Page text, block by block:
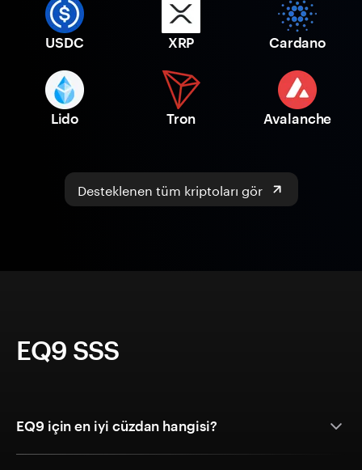
USDC XRP Cardano
Lido Tron Avalanche
Desteklenen tüm kriptoları gör
EQ9 SSS
EQ9 için en iyi cüzdan hangisi?